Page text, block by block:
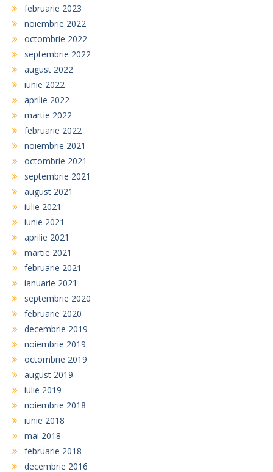
februarie 2023
noiembrie 2022
octombrie 2022
septembrie 2022
august 2022
iunie 2022
aprilie 2022
martie 2022
februarie 2022
noiembrie 2021
octombrie 2021
septembrie 2021
august 2021
iulie 2021
iunie 2021
aprilie 2021
martie 2021
februarie 2021
ianuarie 2021
septembrie 2020
februarie 2020
decembrie 2019
noiembrie 2019
octombrie 2019
august 2019
iulie 2019
noiembrie 2018
iunie 2018
mai 2018
februarie 2018
decembrie 2016